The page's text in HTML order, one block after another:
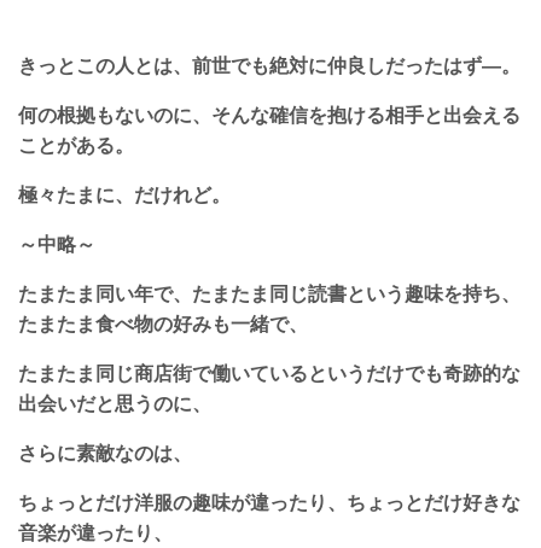
きっとこの人とは、前世でも絶対に仲良しだったはず―。
何の根拠もないのに、そんな確信を抱ける相手と出会える
ことがある。
極々たまに、だけれど。
～中略～
たまたま同い年で、たまたま同じ読書という趣味を持ち、
たまたま食べ物の好みも一緒で、
たまたま同じ商店街で働いているというだけでも奇跡的な
出会いだと思うのに、
さらに素敵なのは、
ちょっとだけ洋服の趣味が違ったり、ちょっとだけ好きな
音楽が違ったり、